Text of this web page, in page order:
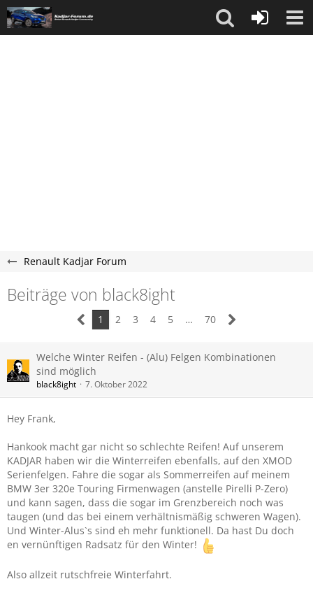
Renault Kadjar Forum
Beiträge von black8ight
1 2 3 4 5 … 70
Welche Winter Reifen - (Alu) Felgen Kombinationen
sind möglich
black8ight 7. Oktober 2022
Hey Frank,
Hankook macht gar nicht so schlechte Reifen! Auf unserem
KADJAR haben wir die Winterreifen ebenfalls, auf den XMOD
Serienfelgen. Fahre die sogar als Sommerreifen auf meinem
BMW 3er 320e Touring Firmenwagen (anstelle Pirelli P-Zero)
und kann sagen, dass die sogar im Grenzbereich noch was
taugen (und das bei einem verhältnismäßig schweren Wagen).
Und Winter-Alus`s sind eh mehr funktionell. Da hast Du doch
en vernünftigen Radsatz für den Winter!
Also allzeit rutschfreie Winterfahrt.